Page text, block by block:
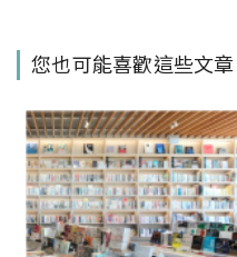
有「鰻料理
本京都鰻
台北民生
從品牌識
從味覺拓
您也可能喜歡這些文章